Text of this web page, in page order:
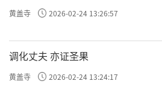
黄盖寺 2026-02-24 13:26:57
调化丈夫 亦证圣果
黄盖寺 2026-02-24 13:24:17